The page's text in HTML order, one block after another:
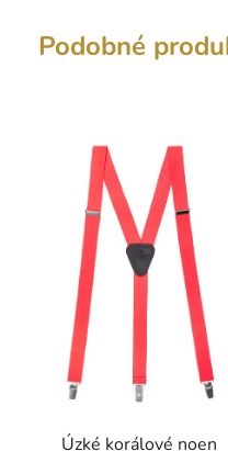
Podobné
Úzké korálové noen